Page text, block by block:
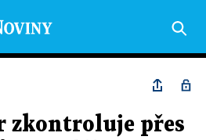
zkontroluje přes